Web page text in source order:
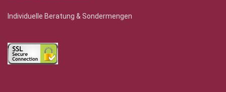
Individuelle Beratung & Sondermengen